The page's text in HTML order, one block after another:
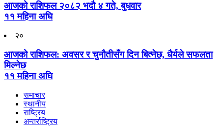
आजको राशिफल २०८२ भदाै ४ गते, बुधवार
११ महिना अघि
२०
आजको राशिफल: अवसर र चुनौतीसँग दिन बित्नेछ, धैर्यले सफलता
मिल्नेछ
११ महिना अघि
समाचार
स्थानीय
राष्ट्रिय
अन्तर्राष्ट्रिय